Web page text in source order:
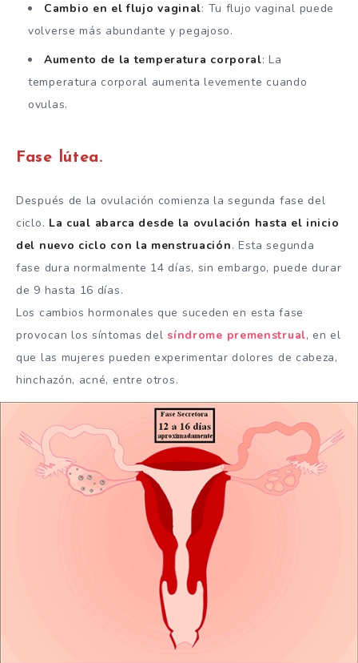
Cambio en el flujo vaginal: Tu flujo vaginal puede
volverse más abundante y pegajoso.
Aumento de la temperatura corporal: La
temperatura corporal aumenta levemente cuando
ovulas.
Fase lútea.
Después de la ovulación comienza la segunda fase del
ciclo. La cual abarca desde la ovulación hasta el inicio
del nuevo ciclo con la menstruación. Esta segunda
fase dura normalmente 14 días, sin embargo, puede durar
de 9 hasta 16 días.
Los cambios hormonales que suceden en esta fase
provocan los síntomas del síndrome premenstrual, en el
que las mujeres pueden experimentar dolores de cabeza,
hinchazón, acné, entre otros.